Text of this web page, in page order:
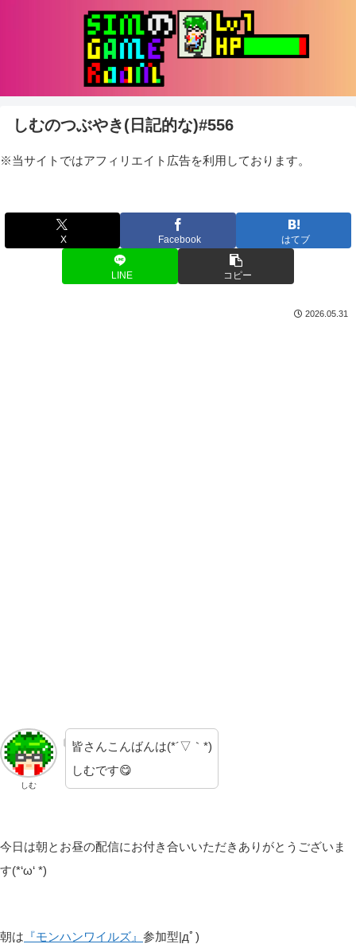
しむのつぶやき(日記的な)#556
※当サイトではアフィリエイト広告を利用しております。
X Facebook はてブ
LINE コピー
2026.05.31
しむ
皆さんこんばんは(*´▽｀*)
しむです😋
今日は朝とお昼の配信にお付き合いいただきありがとうございま
す(*‘ω‘ *)
朝は 『モンハンワイルズ』 参加型|дﾟ)